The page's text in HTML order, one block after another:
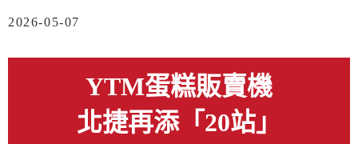
2026-05-07
YTM蛋糕販賣機
​北捷再添「20站」